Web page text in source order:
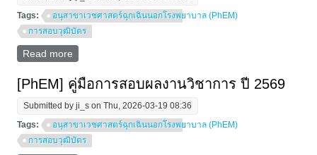
Tags:
อนุสาขาเวชศาสตร์ฉุกเฉินนอกโรงพยาบาล (PhEM)
การสอบวุฒิบัตร
Read more
[PhEM] คู่มือการสอบผลงานวิชาการ ปี 2569
Submitted byji_s on Thu, 2026-03-19 08:36
Tags:
อนุสาขาเวชศาสตร์ฉุกเฉินนอกโรงพยาบาล (PhEM)
การสอบวุฒิบัตร